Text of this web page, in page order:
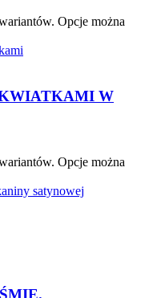
Opcje można
W
Opcje można